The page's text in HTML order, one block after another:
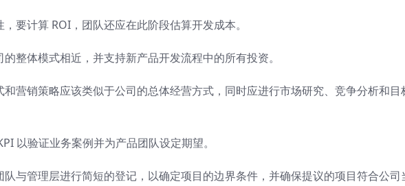
要计算 ROI，团队还应在此阶段估算开发成本。
整体模式相近，并支持新产品开发流程中的所有投资。
营销策略应该类似于公司的总体经营方式，同时应进行市场研究、竞争分析和目
以验证业务案例并为产品团队设定期望。
与管理层进行简短的登记，以确定项目的边界条件，并确保提议的项目符合公司